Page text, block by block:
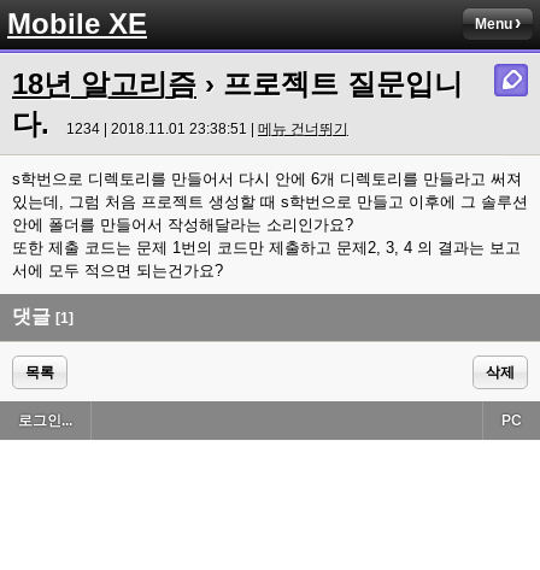
Mobile XE Menu
18년 알고리즘 › 프로젝트 질문입니
다.
1234 | 2018.11.01 23:38:51 | 메뉴 건너뛰기
s학번으로 디렉토리를 만들어서 다시 안에 6개 디렉토리를 만들라고 써져
있는데, 그럼 처음 프로젝트 생성할 때 s학번으로 만들고 이후에 그 솔루션
안에 폴더를 만들어서 작성해달라는 소리인가요?
또한 제출 코드는 문제 1번의 코드만 제출하고 문제2, 3, 4 의 결과는 보고
서에 모두 적으면 되는건가요?
댓글 [1]
목록 삭제
로그인... PC